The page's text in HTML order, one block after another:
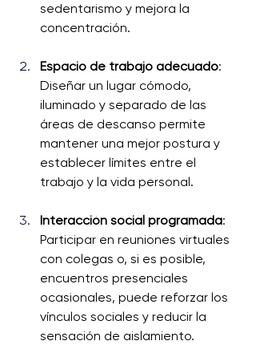
sedentarismo y mejora la
concentración.
Espacio de trabajo adecuado:
Diseñar un lugar cómodo,
iluminado y separado de las
áreas de descanso permite
mantener una mejor postura y
establecer límites entre el
trabajo y la vida personal.
Interacción social programada:
Participar en reuniones virtuales
con colegas o, si es posible,
encuentros presenciales
ocasionales, puede reforzar los
vínculos sociales y reducir la
sensación de aislamiento.